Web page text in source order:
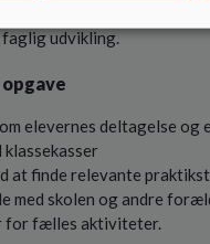
udvikling.
elevernes deltagelse og
at finde relevante
med skolen og andre
for fælles aktiviteter.